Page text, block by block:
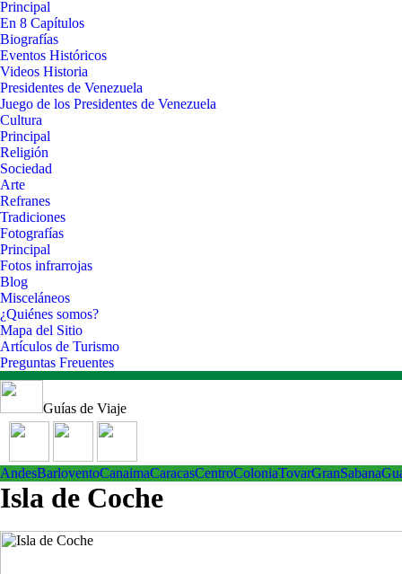
Principal
En 8 Capítulos
Biografías
Eventos Históricos
Videos Historia
Presidentes de Venezuela
Juego de los Presidentes de Venezuela
Cultura
Principal
Religión
Sociedad
Arte
Refranes
Tradiciones
Fotografías
Principal
Fotos infrarrojas
Blog
Misceláneos
¿Quiénes somos?
Mapa del Sitio
Artículos de Turismo
Preguntas Freuentes
Guías de Viaje
AndesBarloventoCanaimaCaracasCentroColoniaTovarGranSabana
Isla de Coche